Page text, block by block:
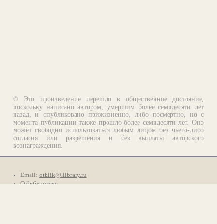
© Это произведение перешло в общественное достояние,
поскольку написано автором, умершим более семидесяти лет
назад, и опубликовано прижизненно, либо посмертно, но с
момента публикации также прошло более семидесяти лет. Оно
может свободно использоваться любым лицом без чьего-либо
согласия или разрешения и без выплаты авторского
вознаграждения.
Email: otklik@ilibrary.ru
О библиотеке